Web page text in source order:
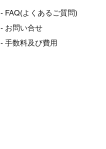
- FAQ(よくあるご質問)
- お問い合せ
- 手数料及び費用